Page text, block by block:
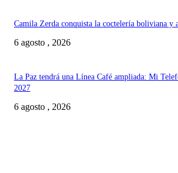
Camila Zerda conquista la coctelería boliviana y
6 agosto , 2026
La Paz tendrá una Línea Café ampliada: Mi
2027
6 agosto , 2026